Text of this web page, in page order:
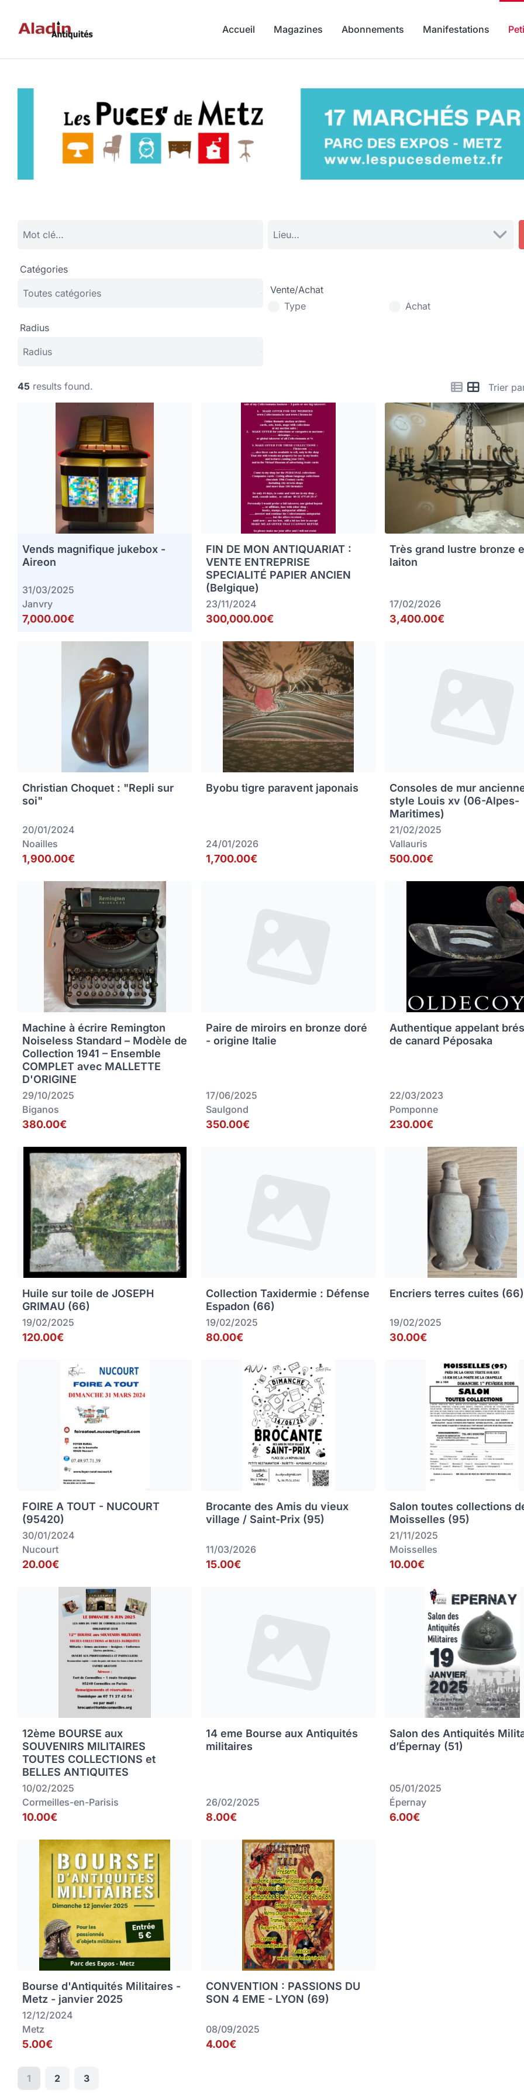
Accueil Magazines Abonnements Manifestations
Catégories
Vente/Achat
Type
Achat
Radius
Trier
45 results found.
Vends magnifique jukebox -
Aireon
31/03/2025
Janvry
7,000.00€
FIN DE MON ANTIQUARIAT :
VENTE ENTREPRISE
SPECIALITÉ PAPIER ANCIEN
(Belgique)
23/11/2024
300,000.00€
Très grand lustre bronze
laiton
17/02/2026
3,400.00€
Christian Choquet : "Repli sur
soi"
20/01/2024
Noailles
1,900.00€
Byobu tigre paravent japonais
24/01/2026
1,700.00€
Consoles de mur
style Louis xv (06-Alpes-
Maritimes)
21/02/2025
Vallauris
500.00€
Machine à écrire Remington
Noiseless Standard – Modèle de
Collection 1941 – Ensemble
COMPLET avec MALLETTE
D'ORIGINE
29/10/2025
Biganos
380.00€
Paire de miroirs en bronze doré
- origine Italie
17/06/2025
Saulgond
350.00€
Authentique appelant
de canard Péposaka
22/03/2023
Pomponne
230.00€
Huile sur toile de JOSEPH
GRIMAU (66)
19/02/2025
120.00€
Collection Taxidermie : Défense
Espadon (66)
19/02/2025
80.00€
Encriers terres cuites (66)
19/02/2025
30.00€
FOIRE A TOUT - NUCOURT
(95420)
30/01/2024
Nucourt
20.00€
Brocante des Amis du vieux
village / Saint-Prix (95)
11/03/2026
15.00€
Salon toutes collections
Moisselles (95)
21/11/2025
Moisselles
10.00€
12ème BOURSE aux
SOUVENIRS MILITAIRES
TOUTES COLLECTIONS et
BELLES ANTIQUITES
10/02/2025
Cormeilles-en-Parisis
10.00€
14 eme Bourse aux Antiquités
militaires
26/02/2025
8.00€
Salon des Antiquités
d’Épernay (51)
05/01/2025
Épernay
6.00€
Bourse d'Antiquités Militaires -
Metz - janvier 2025
12/12/2024
Metz
5.00€
CONVENTION : PASSIONS DU
SON 4 EME - LYON (69)
08/09/2025
4.00€
1 2 3